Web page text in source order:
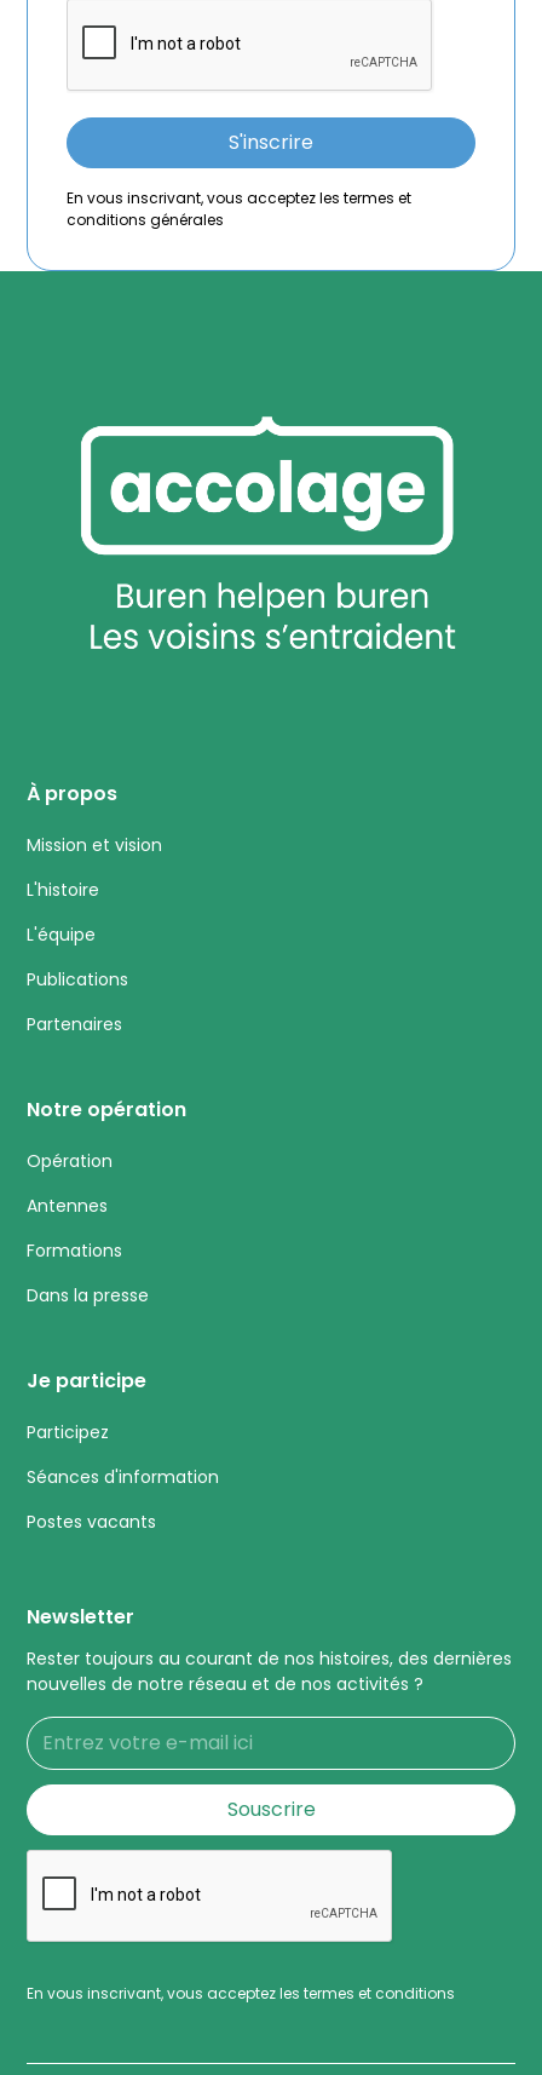
En vous inscrivant, vous acceptez les termes et
conditions générales
À propos
Mission et vision
L'histoire
L'équipe
Publications
Partenaires
Notre opération
Opération
Antennes
Formations
Dans la presse
Je participe
Participez
Séances d'information
Postes vacants
Newsletter
Rester toujours au courant de nos histoires, des dernières
nouvelles de notre réseau et de nos activités ?
En vous inscrivant, vous acceptez les termes et conditions